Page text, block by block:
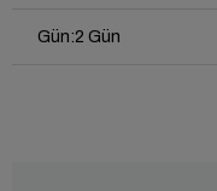
Gün:2 Gün